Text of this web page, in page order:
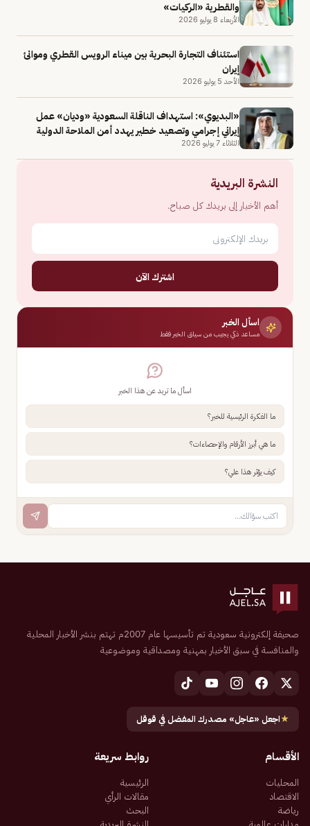
والقطرية «الركيات»
الأربعاء 8 يوليو 2026
استئناف التجارة البحرية بين ميناء الرويس القطري وموانئ
إيران
الأحد 5 يوليو 2026
«البديوي»: استهداف الناقلة السعودية «وديان» عمل
إيراني إجرامي وتصعيد خطير يهدد أمن الملاحة الدولية
الثلاثاء 7 يوليو 2026
النشرة البريدية
أهم الأخبار إلى بريدك كل صباح.
اشترك الآن
اسأل الخبر
مساعد ذكي يجيب من سياق الخبر فقط
اسأل ما تريد عن هذا الخبر
ما الفكرة الرئيسية للخبر؟
ما هي أبرز الأرقام والإحصاءات؟
كيف يؤثر هذا علي؟
صحيفة إلكترونية سعودية تم تأسيسها عام 2007م تهتم بنشر الأخبار المحلية
والمنافسة في سبق الأخبار بمهنية ومصداقية وموضوعية
★اجعل «عاجل» مصدرك المفضل في قوقل
الأقسام
المحليات
الاقتصاد
رياضة
روابط سريعة
الرئيسية
مقالات الرأي
البحث